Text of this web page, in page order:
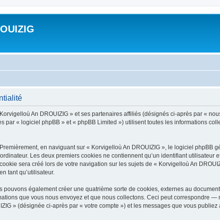
An DROUIZIG » et ses partenaires affiliés (désignés ci-après par «
par « logiciel phpBB » et « phpBB Limited ») utilisent toutes les informations
en naviguant sur « Korvigelloù An DROUIZIG », le logiciel phpBB
Les deux premiers cookies ne contiennent qu’un identifiant utilisateur
sera créé lors de votre navigation sur les sujets de « Korvigelloù An
tant qu’utilisateur.
également créer une quatrième sorte de cookies, externes au
que vous nous envoyez et que nous collectons. Ceci peut correspondre
» (désignée ci-après par « votre compte ») et les messages que vous